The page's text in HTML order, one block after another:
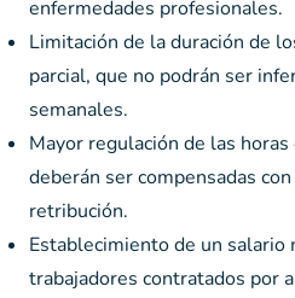
enfermedades profesionales.
Limitación de la duración de
parcial, que no podrán ser
semanales.
Mayor regulación de las
deberán ser compensadas
retribución.
Establecimiento de un salario
trabajadores contratados por